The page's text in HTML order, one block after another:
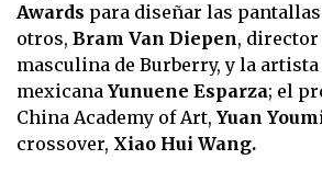
Awards para diseñar las
otros, Bram Van Diepen, director
masculina de Burberry, y la
mexicana Yunuene Esparza; el
China Academy of Art, Yuan
crossover, Xiao Hui Wang.